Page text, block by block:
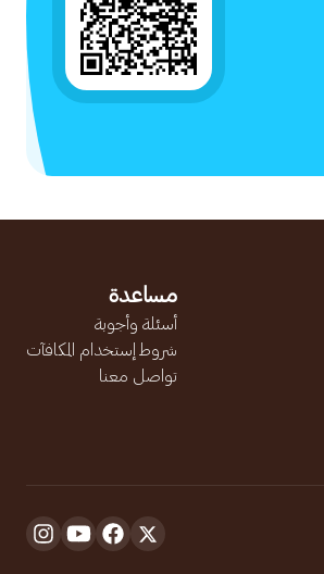
مساعدة
أسئلة وأجوبة
شروط إستخدام المكافآت
تواصل معنا